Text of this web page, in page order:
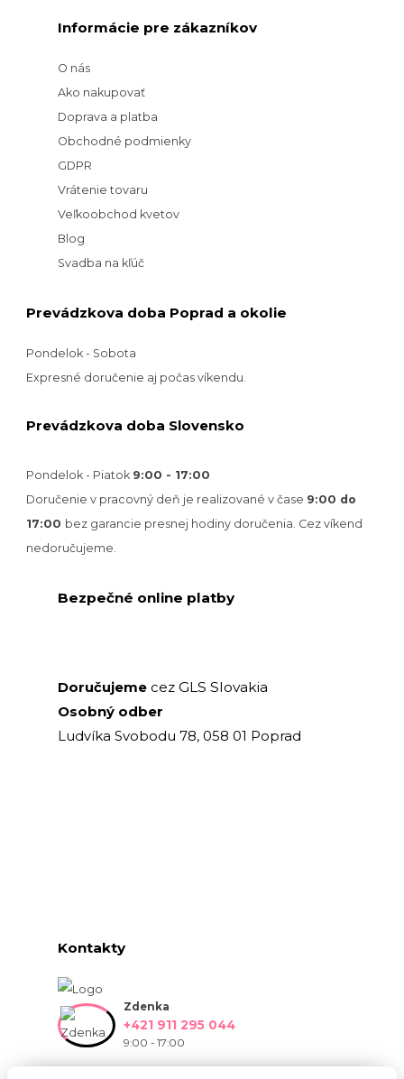
Informácie pre zákazníkov
O nás
Ako nakupovať
Doprava a platba
Obchodné podmienky
GDPR
Vrátenie tovaru
Veľkoobchod kvetov
Blog
Svadba na kľúč
Prevádzkova doba Poprad a okolie
Pondelok - Sobota
Expresné doručenie aj počas víkendu.
Prevádzkova doba Slovensko
Pondelok - Piatok 9:00 - 17:00
Doručenie v pracovný deň je realizované v čase 9:00 do
17:00 bez garancie presnej hodiny doručenia. Cez víkend
nedoručujeme.
Bezpečné online platby
Doručujeme cez GLS Slovakia
Osobný odber
Ludvíka Svobodu 78, 058 01 Poprad
Kontakty
Zdenka
+421 911 295 044
9:00 - 17:00